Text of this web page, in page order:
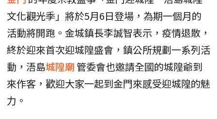
文化觀光季」將於5月6日登場，為期一個月的
活動將開跑。金城鎮長李誠智表示，疫情退散，
終於迎來首次迎城隍盛會，鎮公所規劃一系列活
動，浯島城隍廟管委會也邀請全國的城隍爺到
來作客，歡迎大家一起到金門來感受迎城隍的魅
力。